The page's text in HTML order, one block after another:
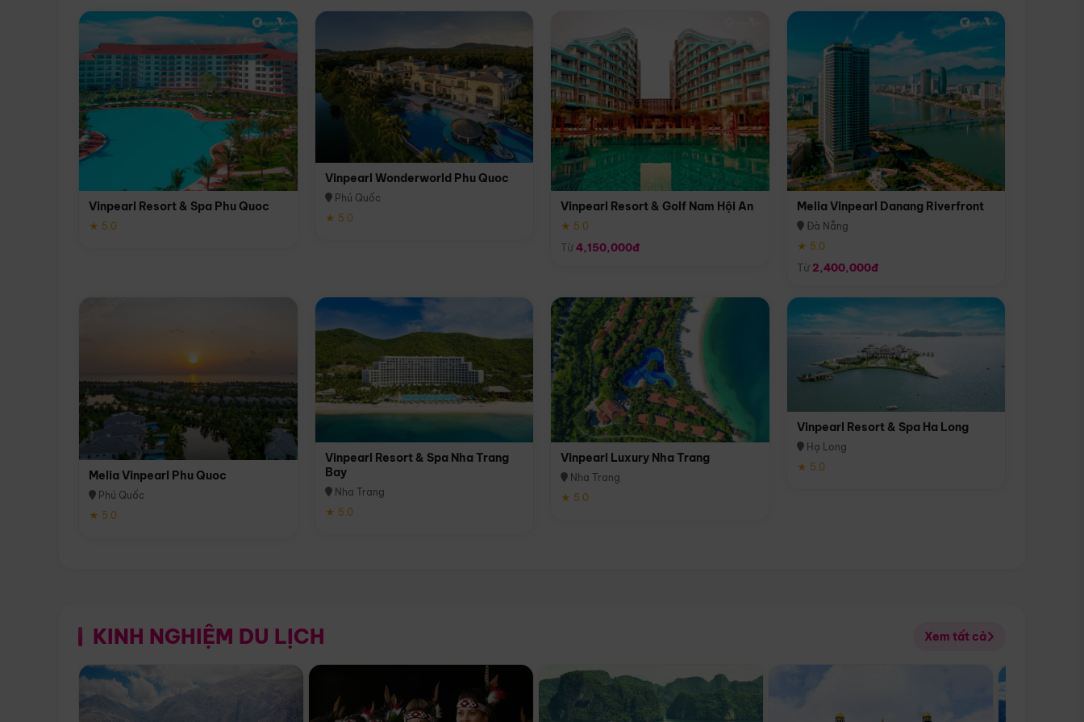
Vinpearl Resort & Spa Phu Quoc
★ 5.0
Vinpearl Wonderworld Phu Quoc
Phú Quốc
★ 5.0
Vinpearl Resort & Golf Nam Hội An
★ 5.0
Từ4,150,000đ
Melia Vinpearl Danang Riverfront
Đà Nẵng
★ 5.0
Từ 2,400,000đ
Melia Vinpearl Phu Quoc
Phú Quốc
★ 5.0
Vinpearl Resort & Spa Nha Trang
Bay
Nha Trang
★ 5.0
Vinpearl Luxury Nha Trang
Nha Trang
★ 5.0
Vinpearl Resort & Spa Ha Long
Hạ Long
★ 5.0
KINH NGHIỆM DU LỊCH Xem tất cả